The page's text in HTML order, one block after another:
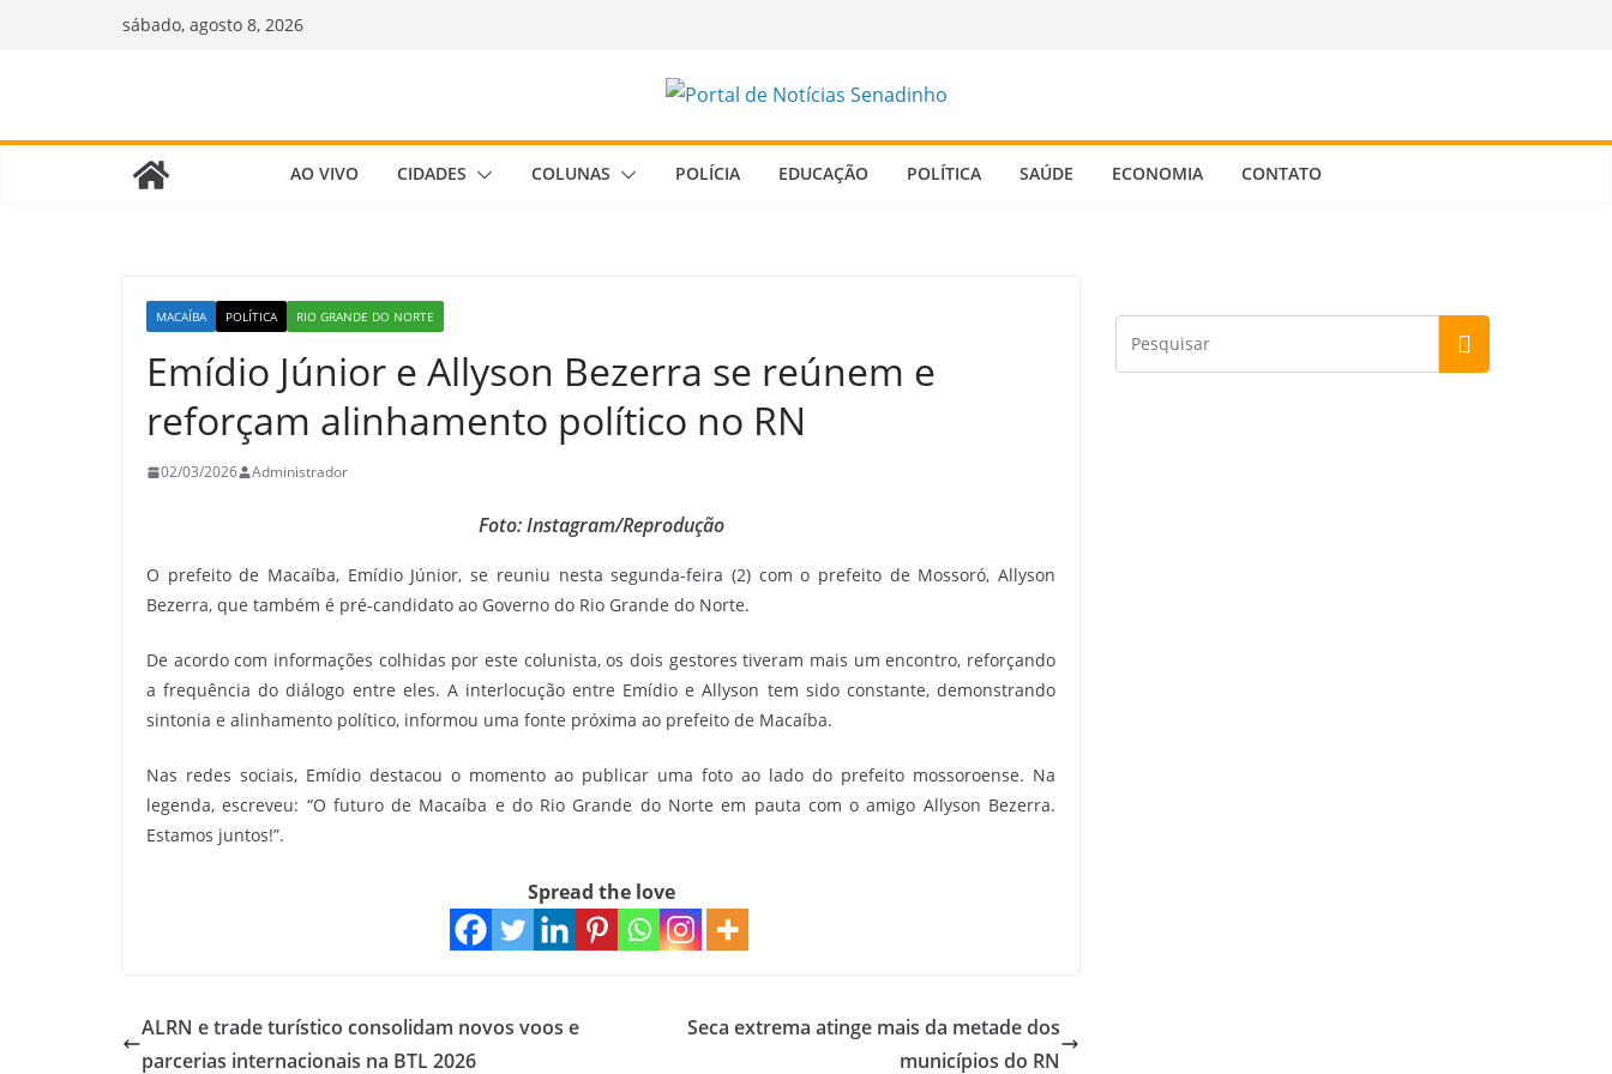
sábado, agosto 8, 2026
AO VIVO CIDADES COLUNAS POLÍCIA EDUCAÇÃO POLÍTICA SAÚDE ECONOMIA CONTATO
MACAÍBA POLÍTICA RIO GRANDE DO NORTE
Emídio Júnior e Allyson Bezerra se reúnem e
reforçam alinhamento político no RN
02/03/2026 Administrador
Foto: Instagram/Reprodução
O prefeito de Macaíba, Emídio Júnior, se reuniu nesta segunda-feira (2) com o prefeito de Mossoró, Allyson
Bezerra, que também é pré-candidato ao Governo do Rio Grande do Norte.
De acordo com informações colhidas por este colunista, os dois gestores tiveram mais um encontro, reforçando
a frequência do diálogo entre eles. A interlocução entre Emídio e Allyson tem sido constante, demonstrando
sintonia e alinhamento político, informou uma fonte próxima ao prefeito de Macaíba.
Nas redes sociais, Emídio destacou o momento ao publicar uma foto ao lado do prefeito mossoroense. Na
legenda, escreveu: “O futuro de Macaíba e do Rio Grande do Norte em pauta com o amigo Allyson Bezerra.
Estamos juntos!”.
Spread the love
ALRN e trade turístico consolidam novos voos e
parcerias internacionais na BTL 2026
Seca extrema atinge mais da metade dos
municípios do RN